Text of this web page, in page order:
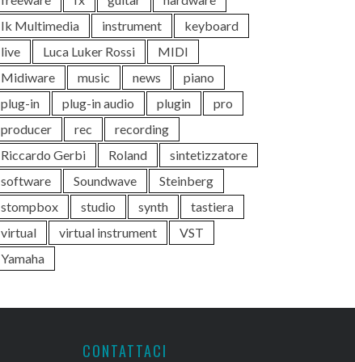
Ik Multimedia
instrument
keyboard
live
Luca Luker Rossi
MIDI
Midiware
music news
piano
plug-in
plug-in audio plugin
pro
producer
rec
recording
Riccardo Gerbi
Roland
sintetizzatore
software
Soundwave
Steinberg
stompbox
studio synth
tastiera
virtual
virtual instrument
VST
Yamaha
CONTATTACI